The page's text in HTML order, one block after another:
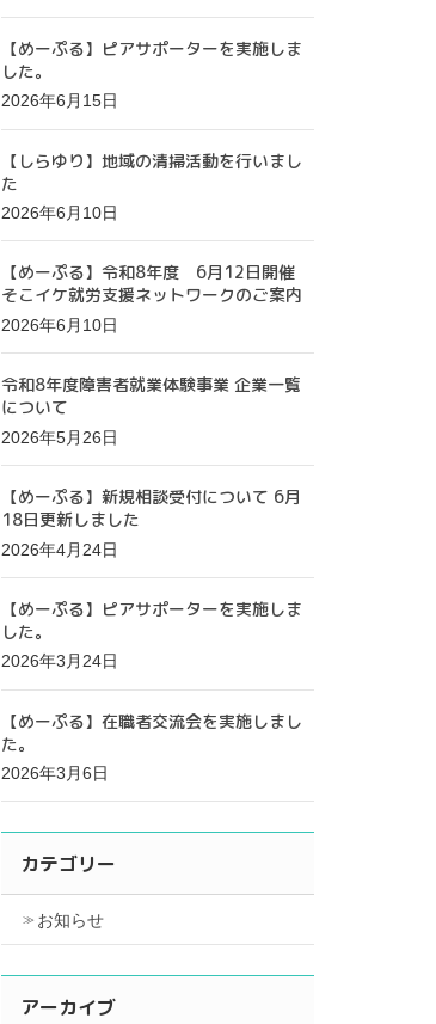
【めーぷる】ピアサポーターを実施しま
した。
2026年6月15日
【しらゆり】地域の清掃活動を行いまし
た
2026年6月10日
【めーぷる】令和8年度 6月12日開催
そこイケ就労支援ネットワークのご案内
2026年6月10日
令和8年度障害者就業体験事業 企業一覧
について
2026年5月26日
【めーぷる】新規相談受付について 6月
18日更新しました
2026年4月24日
【めーぷる】ピアサポーターを実施しま
した。
2026年3月24日
【めーぷる】在職者交流会を実施しまし
た。
2026年3月6日
カテゴリー
お知らせ
アーカイブ